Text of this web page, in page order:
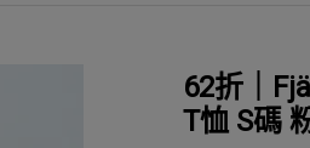
62折｜
T恤 S碼